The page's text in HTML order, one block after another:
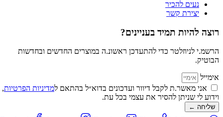
נעים להכיר
יצירת קשר
רוצה להיות תמיד בעניינים?
הרשמ.י לניוזלטר כדי להתעדכן ראשונ.ה במוצרים החדשים ובחדשות
הבוטיק.
אימייל
אני מאשר.ת לקבל דיוור ועדכונים בדוא״ל בהתאם ל מדיניות הפרטיות,
וידוע לי שניתן להסיר את עצמי בכל עת.
שליחה ←